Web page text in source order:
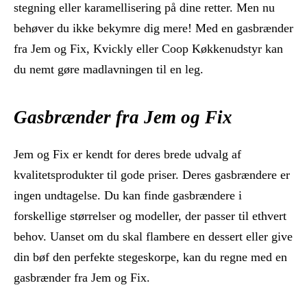
stegning eller karamellisering på dine retter. Men nu
behøver du ikke bekymre dig mere! Med en gasbrænder
fra Jem og Fix, Kvickly eller Coop Køkkenudstyr kan
du nemt gøre madlavningen til en leg.
Gasbrænder fra Jem og Fix
Jem og Fix er kendt for deres brede udvalg af
kvalitetsprodukter til gode priser. Deres gasbrændere er
ingen undtagelse. Du kan finde gasbrændere i
forskellige størrelser og modeller, der passer til ethvert
behov. Uanset om du skal flambere en dessert eller give
din bøf den perfekte stegeskorpe, kan du regne med en
gasbrænder fra Jem og Fix.